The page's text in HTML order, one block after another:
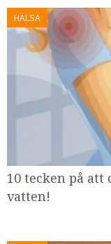
HÄLSA
10 tecken på att
vatten!